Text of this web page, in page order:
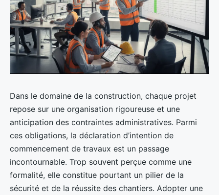
Dans le domaine de la construction, chaque projet
repose sur une organisation rigoureuse et une
anticipation des contraintes administratives. Parmi
ces obligations, la déclaration d’intention de
commencement de travaux est un passage
incontournable. Trop souvent perçue comme une
formalité, elle constitue pourtant un pilier de la
sécurité et de la réussite des chantiers. Adopter une